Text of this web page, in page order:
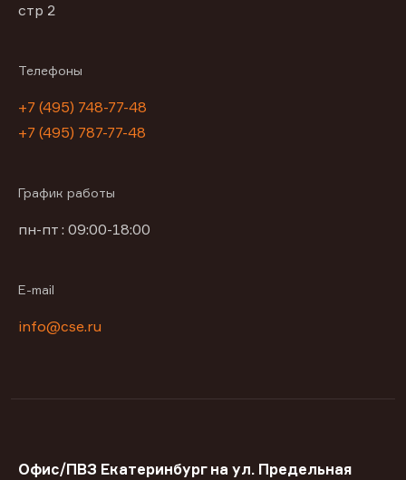
стр 2
Телефоны
+7 (495) 748-77-48
+7 (495) 787-77-48
График работы
пн-пт : 09:00-18:00
E-mail
info@cse.ru
Офис/ПВЗ Екатеринбург на ул. Предельная